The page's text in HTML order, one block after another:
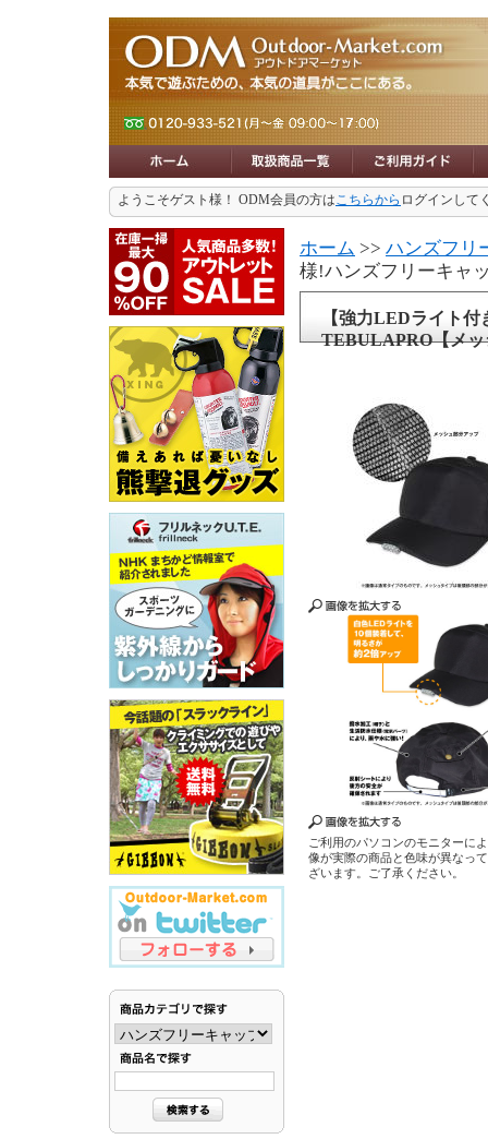
ようこそゲスト様！ ODM会員の方はこちらから ログインして
ホーム >> ハンズフリ
様!ハンズフリーキャ
【強力LEDライト
TEBULAPRO【メッ
ご利用のパソコンのモニターに
像が実際の商品と色味が異なっ
ざいます。ご了承ください。